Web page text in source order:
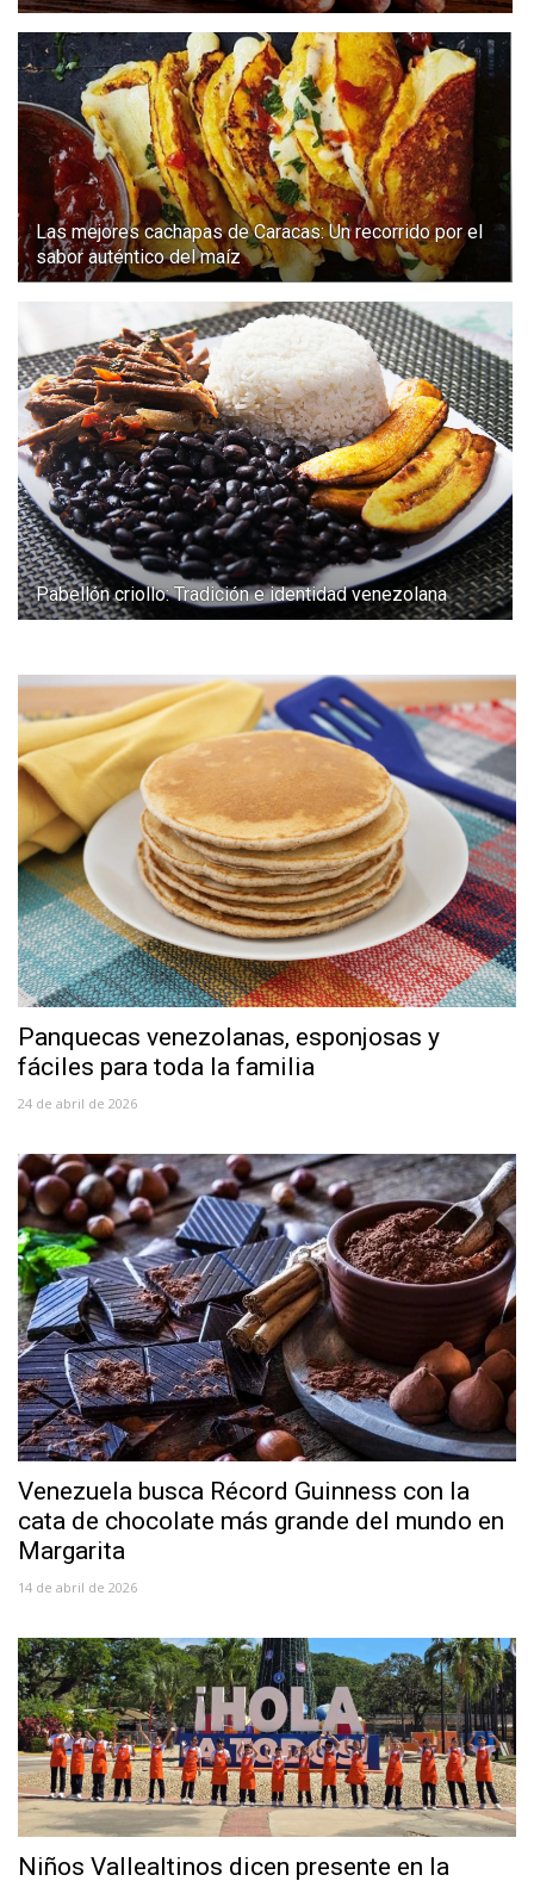
Las mejores cachapas de Caracas: Un recorrido por el
sabor auténtico del maíz
Pabellón criollo: Tradición e identidad venezolana
Panquecas venezolanas, esponjosas y
fáciles para toda la familia
24 de abril de 2026
Venezuela busca Récord Guinness con la
cata de chocolate más grande del mundo en
Margarita
14 de abril de 2026
Niños Vallealtinos dicen presente en la